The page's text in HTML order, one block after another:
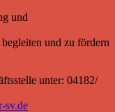
und
und zu fördern
unter: 04182/
sv.de